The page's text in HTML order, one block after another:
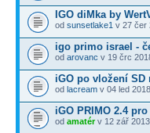
IGO diMka by
od sunsetlake1 v 27 čer
igo primo israel -
od arovanc v 19 črc
iGO po vložení SD
od lacream v 04 led
iGO PRIMO 2.4
od amatérv 12 zář